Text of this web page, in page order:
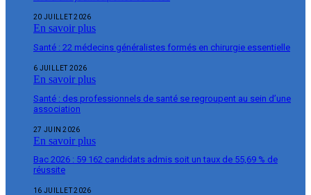
20 JUILLET 2026
En savoir plus
Santé : 22 médecins généralistes formés en chirurgie essentielle
6 JUILLET 2026
En savoir plus
Santé : des professionnels de santé se regroupent au sein d’une
association
27 JUIN 2026
En savoir plus
Bac 2026 : 59 162 candidats admis soit un taux de 55,69 % de
réussite
16 JUILLET 2026